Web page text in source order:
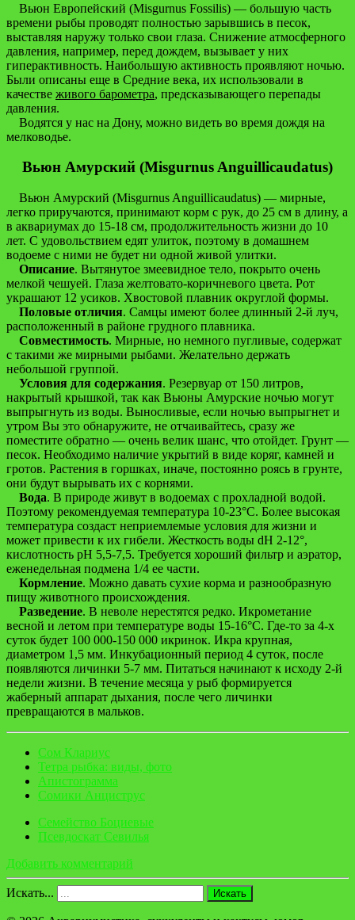
Вьюн Европейский (Misgurnus Fossilis) — большую часть
времени рыбы проводят полностью зарывшись в песок,
выставляя наружу только свои глаза. Снижение атмосферного
давления, например, перед дождем, вызывает у них
гиперактивность. Наибольшую активность проявляют ночью.
Были описаны еще в Средние века, их использовали в
качестве живого барометра, предсказывающего перепады
давления.
Водятся у нас на Дону, можно видеть во время дождя на
мелководье.
Вьюн Амурский (Misgurnus Anguillicaudatus)
Вьюн Амурский (Misgurnus Anguillicaudatus) — мирные,
легко приручаются, принимают корм с рук, до 25 см в длину, а
в аквариумах до 15-18 см, продолжительность жизни до 10
лет. С удовольствием едят улиток, поэтому в домашнем
водоеме с ними не будет ни одной живой улитки.
Описание. Вытянутое змеевидное тело, покрыто очень
мелкой чешуей. Глаза желтовато-коричневого цвета. Рот
украшают 12 усиков. Хвостовой плавник округлой формы.
Половые отличия. Самцы имеют более длинный 2-й луч,
расположенный в районе грудного плавника.
Совместимость. Мирные, но немного пугливые, содержат
с такими же мирными рыбами. Желательно держать
небольшой группой.
Условия для содержания. Резервуар от 150 литров,
накрытый крышкой, так как Вьюны Амурские ночью могут
выпрыгнуть из воды. Выносливые, если ночью выпрыгнет и
утром Вы это обнаружите, не отчаивайтесь, сразу же
поместите обратно — очень велик шанс, что отойдет. Грунт —
песок. Необходимо наличие укрытий в виде коряг, камней и
гротов. Растения в горшках, иначе, постоянно роясь в грунте,
они будут вырывать их с корнями.
Вода. В природе живут в водоемах с прохладной водой.
Поэтому рекомендуемая температура 10-23°C. Более высокая
температура создаст неприемлемые условия для жизни и
может привести к их гибели. Жесткость воды dH 2-12°,
кислотность pH 5,5-7,5. Требуется хороший фильтр и аэратор,
еженедельная подмена 1/4 ее части.
Кормление. Можно давать сухие корма и разнообразную
пищу животного происхождения.
Разведение. В неволе нерестятся редко. Икрометание
весной и летом при температуре воды 15-16°С. Где-то за 4-х
суток будет 100 000-150 000 икринок. Икра крупная,
диаметром 1,5 мм. Инкубационный период 4 суток, после
появляются личинки 5-7 мм. Питаться начинают к исходу 2-й
недели жизни. В течение месяца у рыб формируется
жаберный аппарат дыхания, после чего личинки
превращаются в мальков.
Сом Клариус
Тетра рыбка: виды, фото
Апистограмма
Сомики Анциструс
Семейство Боциевые
Псевдоскат Севилья
Добавить комментарий
Искать... Искать